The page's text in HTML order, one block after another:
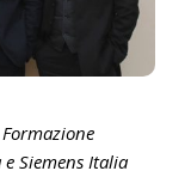
Siemens Italia